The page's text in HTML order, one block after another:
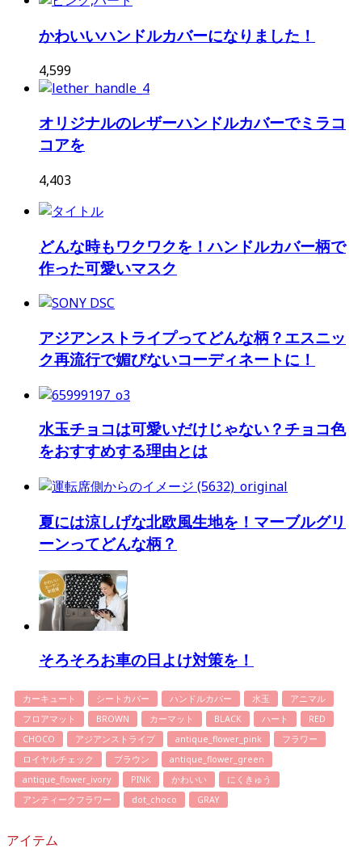
かわいいハンドルカバーになりました！
4,599
オリジナルのレザーハンドルカバーでミラコ
コアを
4,403
どんな時もワクワクを！ハンドルカバー柄で
作った可愛いマスク
アジアンストライプってどんな柄？エスニッ
ク再流行で媚びないコーディネートに！
水玉チョコは可愛いだけじゃない？チョコ色
をおすすめする理由とは
夏には涼しげな北欧風生地を！マーブルグリ
ーンってどんな柄？
そろそろお車の日よけ対策を！
カーキュート シートカバー ハンドルカバー 水玉
アニマル
フロアマット
BROWN カーマット BLACK ハート
RED
CHOCO
アジアンストライプ antique_flower_pink
フラワー
ロイヤルチェック
ブラウン
antique_flower_green
antique_flower_ivory
PINK かわいい
にくきゅう
アンティークフラワー
dot_choco GRAY
アイテム